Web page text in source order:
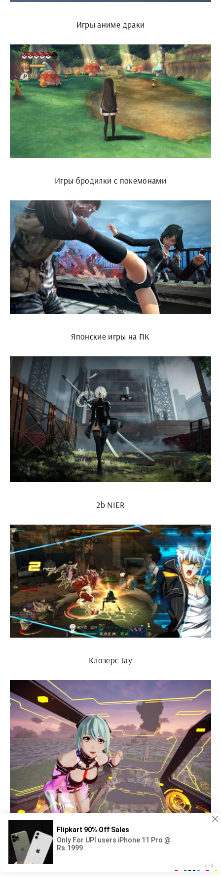
Игры аниме драки
Игры бродилки с покемонами
Японские игры на ПК
2b NIER
Клозерс Jay